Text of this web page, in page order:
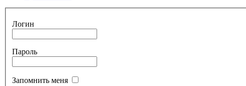
Логин
Пароль
Запомнить меня